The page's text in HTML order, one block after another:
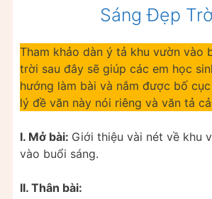
Sáng Đẹp
Tham khảo dàn ý tả khu vườn vào
trời sau đây sẽ giúp các em học
hướng làm bài và nắm được bố
lý đề văn này nói riêng và văn tả
I. Mở bài: Giới thiệu vài nét về khu
vào buổi sáng.
II. Thân bài: